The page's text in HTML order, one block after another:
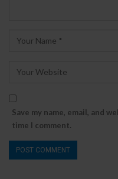
Save my name, email, and
time I comment.